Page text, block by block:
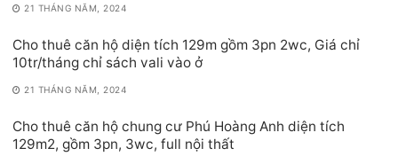
21 THÁNG NĂM, 2024
Cho thuê căn hộ diện tích 129m gồm 3pn 2wc, Giá chỉ
10tr/tháng chỉ sách vali vào ở
21 THÁNG NĂM, 2024
Cho thuê căn hộ chung cư Phú Hoàng Anh diện tích
129m2, gồm 3pn, 3wc, full nội thất